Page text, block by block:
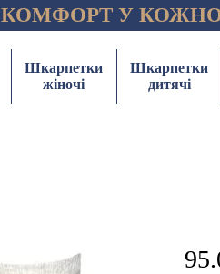
КОМФОРТ У
Шкарпетки
жіночі
Шкарпетки
дитячі